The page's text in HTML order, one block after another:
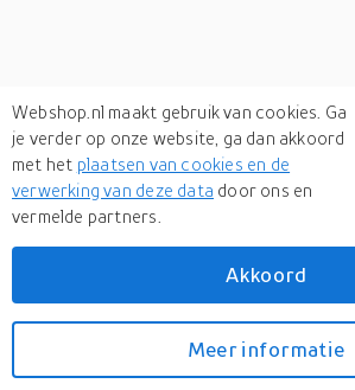
Verken gerelateerde
Elektronica
Webshop.nl maakt gebruik van cookies. Ga
je verder op onze website, ga dan akkoord
met het plaatsen van cookies en de
verwerking van deze data door ons en
vermelde partners.
Akkoord
Meer informatie